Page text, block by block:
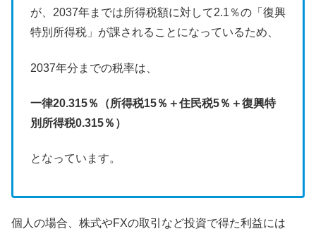
が、2037年までは所得税額に対して2.1％の「復興
特別所得税」が課されることになっているため、
2037年分までの税率は、
一律20.315％（所得税15％＋住民税5％＋復興特
別所得税0.315％）
となっています。
個人の場合、株式やFXの取引など投資で得た利益には